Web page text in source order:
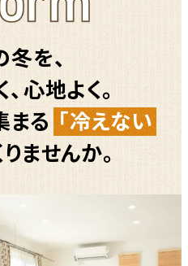
を、
心地よく。
まる 「冷えない
ませんか。